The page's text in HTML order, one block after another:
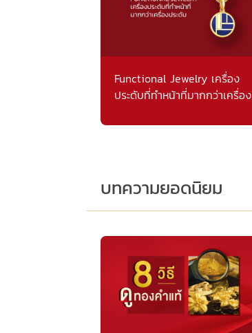
Functional Jewelry เครื่อง
ประดับที่ทำหน้าที่มากกว่าเครื่อง
บทความยอดนิยม